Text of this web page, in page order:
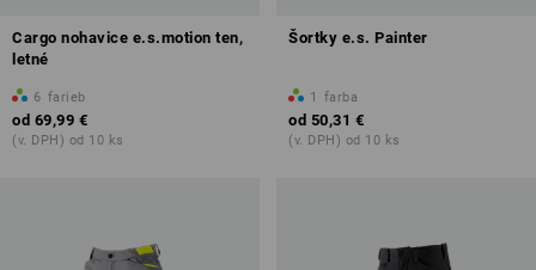
Cargo nohavice e.s.motion ten,
letné
6 farieb
od 69,99 €
(v. DPH) od 10 ks
Šortky e.s. Painter
1 farba
od 50,31 €
(v. DPH) od 10 ks